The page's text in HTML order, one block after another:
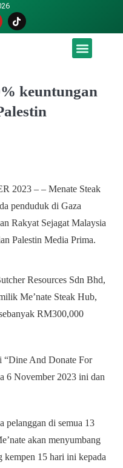
keuntungan
2023 – – Menate Steak
penduduk di Gaza
Rakyat Sejagat Malaysia
Palestin Media Prima.
Resources Sdn Bhd,
Me’nate Steak Hub,
RM300,000
“Dine And Donate For
6 November 2023 ini dan
pelanggan di semua 13
akan menyumbang
kempen 15 hari ini kepada